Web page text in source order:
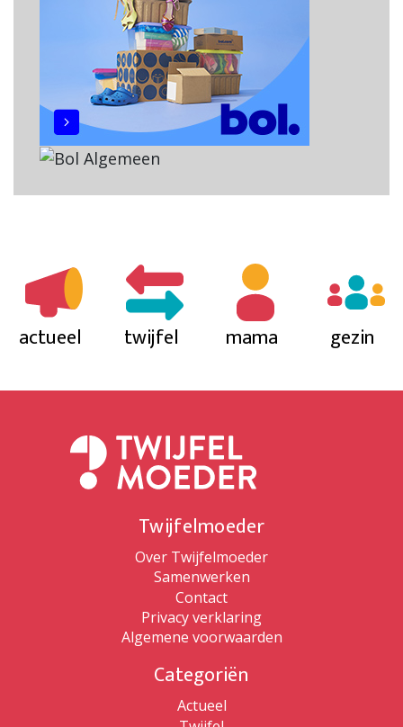
actueel twijfel mama gezin
Twijfelmoeder
Over Twijfelmoeder
Samenwerken
Contact
Privacy verklaring
Algemene voorwaarden
Categoriën
Actueel